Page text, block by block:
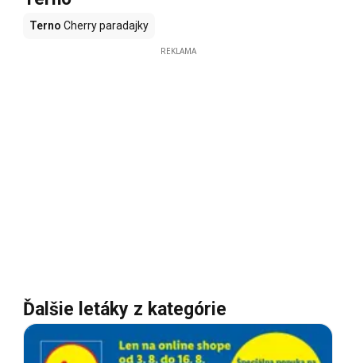
Terno Cherry paradajky
REKLAMA
Ďalšie letáky z kategórie